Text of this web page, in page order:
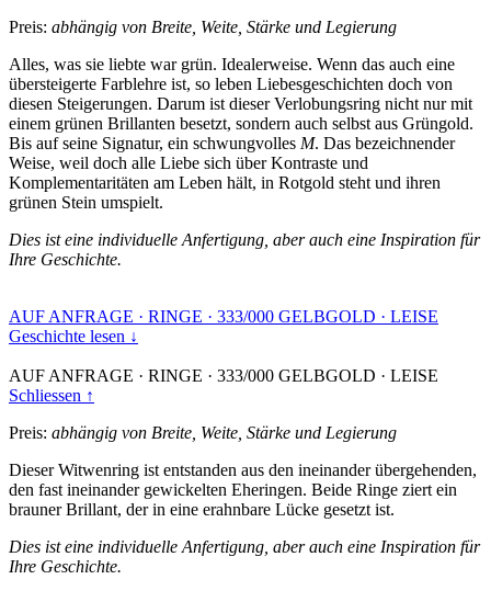
Preis: abhängig von Breite, Weite, Stärke und Legierung
Alles, was sie liebte war grün. Idealerweise. Wenn das auch eine
übersteigerte Farblehre ist, so leben Liebesgeschichten doch von
diesen Steigerungen. Darum ist dieser Verlobungsring nicht nur mit
einem grünen Brillanten besetzt, sondern auch selbst aus Grüngold.
Bis auf seine Signatur, ein schwungvolles M. Das bezeichnender
Weise, weil doch alle Liebe sich über Kontraste und
Komplementaritäten am Leben hält, in Rotgold steht und ihren
grünen Stein umspielt.
Dies ist eine individuelle Anfertigung, aber auch eine Inspiration für
Ihre Geschichte.
AUF ANFRAGE · RINGE · 333/000 GELBGOLD · LEISE
Geschichte lesen ↓
AUF ANFRAGE · RINGE · 333/000 GELBGOLD · LEISE
Schliessen ↑
Preis: abhängig von Breite, Weite, Stärke und Legierung
Dieser Witwenring ist entstanden aus den ineinander übergehenden,
den fast ineinander gewickelten Eheringen. Beide Ringe ziert ein
brauner Brillant, der in eine erahnbare Lücke gesetzt ist.
Dies ist eine individuelle Anfertigung, aber auch eine Inspiration für
Ihre Geschichte.